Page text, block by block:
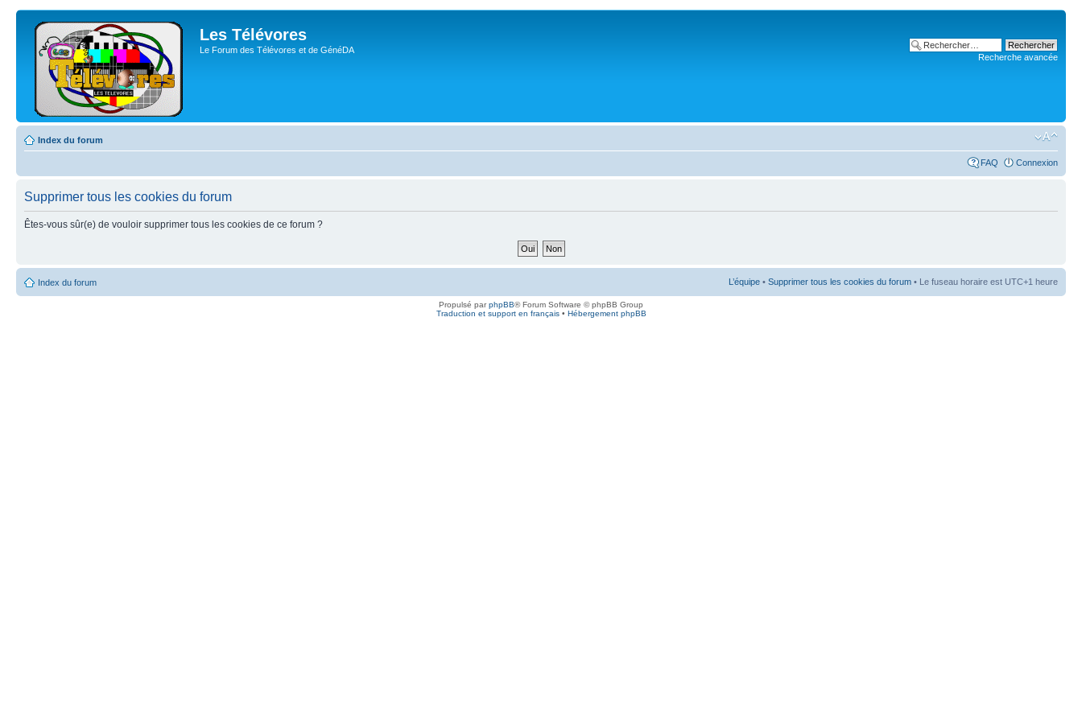
Les Télévores
Le Forum des Télévores et de GénéDA
Recherche avancée
Index du forum
FAQ Connexion
Supprimer tous les cookies du forum
Êtes-vous sûr(e) de vouloir supprimer tous les cookies de ce forum ?
Index du forum L’équipe • Supprimer tous les cookies du forum • Le fuseau horaire est UTC+1 heure
Propulsé parphpBB® Forum Software © phpBB Group
Traduction et support en français• Hébergement phpBB